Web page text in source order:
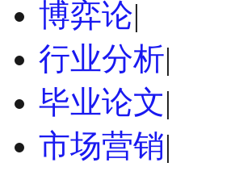
博弈论|
行业分析|
毕业论文|
市场营销|